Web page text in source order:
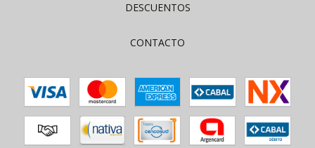
DESCUENTOS
CONTACTO